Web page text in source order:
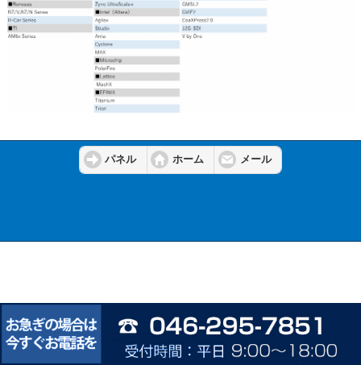
パネル ホーム メール